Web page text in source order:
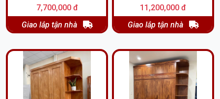
7,700,000 đ
Giao lắp tận nhà
11,200,000 đ
Giao lắp tận nhà